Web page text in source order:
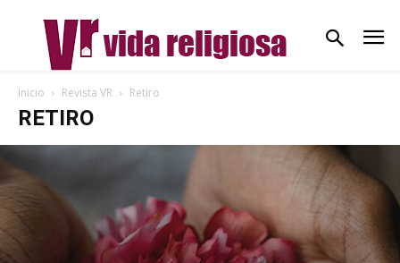
Inicio Revista VR Retiro
RETIRO